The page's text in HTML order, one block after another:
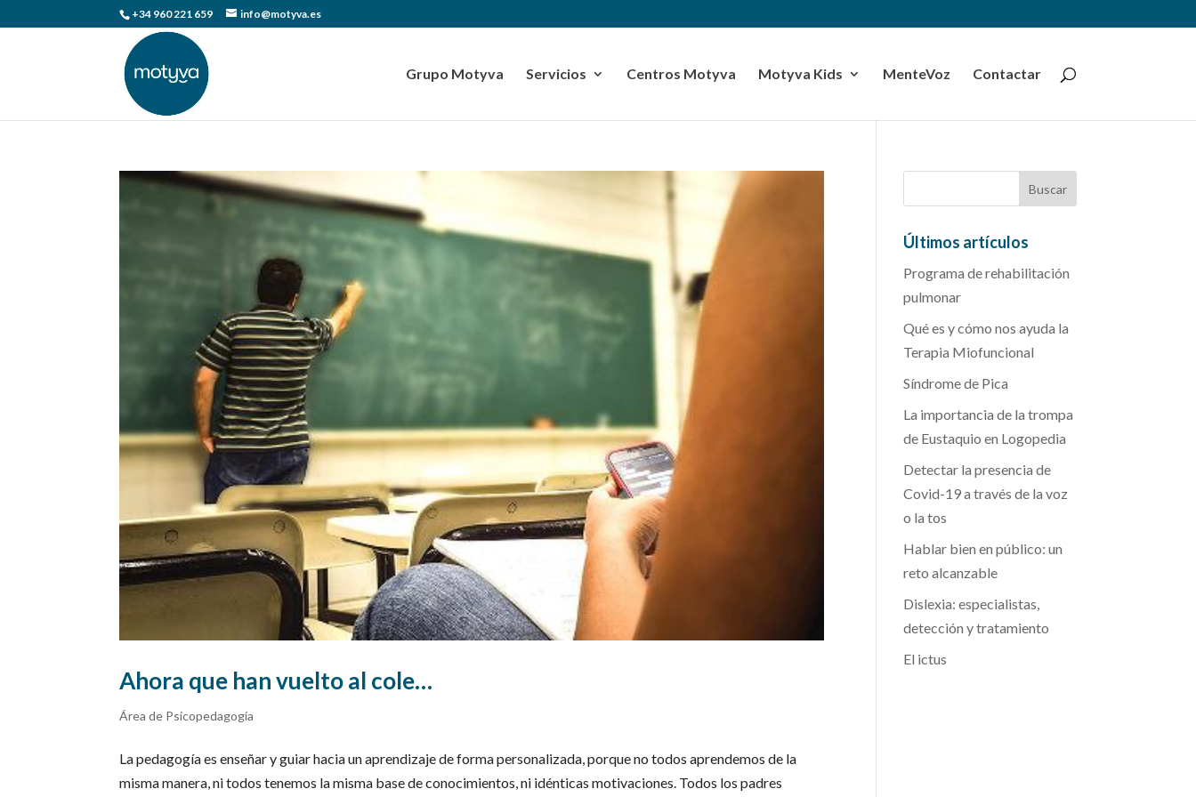
+34 960 221 659 info@motyva.es
Grupo Motyva Servicios Centros Motyva Motyva Kids MenteVoz Contactar
Ahora que han vuelto al cole…
Área de Psicopedagogía
La pedagogía es enseñar y guiar hacia un aprendizaje de forma personalizada, porque no todos aprendemos de la
misma manera, ni todos tenemos la misma base de conocimientos, ni idénticas motivaciones. Todos los padres
Últimos artículos
Programa de rehabilitación
pulmonar
Qué es y cómo nos ayuda la
Terapia Miofuncional
Síndrome de Pica
La importancia de la trompa
de Eustaquio en Logopedia
Detectar la presencia de
Covid-19 a través de la voz
o la tos
Hablar bien en público: un
reto alcanzable
Dislexia: especialistas,
detección y tratamiento
El ictus